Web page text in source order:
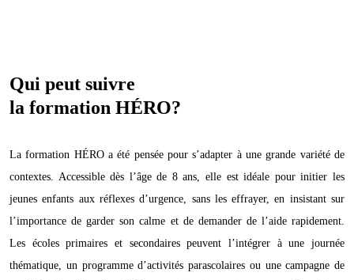
Qui peut suivre
la formation HÉRO?
La formation HÉRO a été pensée pour s’adapter à une grande variété de
contextes. Accessible dès l’âge de 8 ans, elle est idéale pour initier les
jeunes enfants aux réflexes d’urgence, sans les effrayer, en insistant sur
l’importance de garder son calme et de demander de l’aide rapidement.
Les écoles primaires et secondaires peuvent l’intégrer à une journée
thématique, un programme d’activités parascolaires ou une campagne de